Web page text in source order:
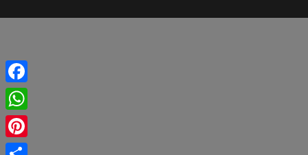
Facebook
WhatsApp
Pinterest